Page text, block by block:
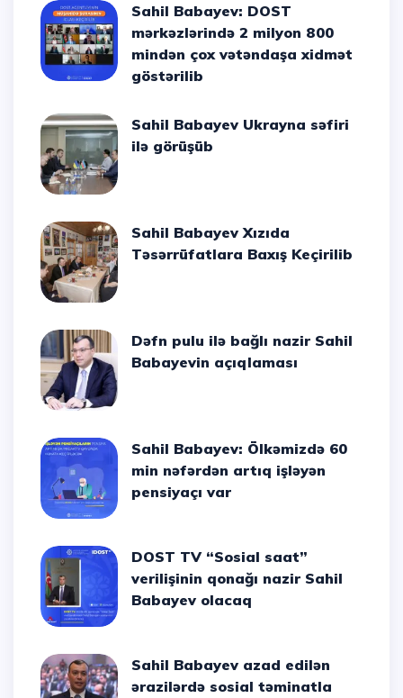
Sahil Babayev: DOST
mərkəzlərində 2 milyon 800
mindən çox vətəndaşa xidmət
göstərilib
Sahil Babayev Ukrayna səfiri
ilə görüşüb
Sahil Babayev Xızıda
Təsərrüfatlara Baxış Keçirilib
Dəfn pulu ilə bağlı nazir Sahil
Babayevin açıqlaması
Sahil Babayev: Ölkəmizdə 60
min nəfərdən artıq işləyən
pensiyaçı var
DOST TV “Sosial saat”
verilişinin qonağı nazir Sahil
Babayev olacaq
Sahil Babayev azad edilən
ərazilərdə sosial təminatla